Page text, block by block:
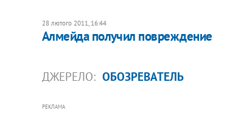
28 лютого 2011, 16:44
Алмейда получил повреждение
ДЖЕРЕЛО: ОБОЗРЕВАТЕЛЬ
РЕКЛАМА